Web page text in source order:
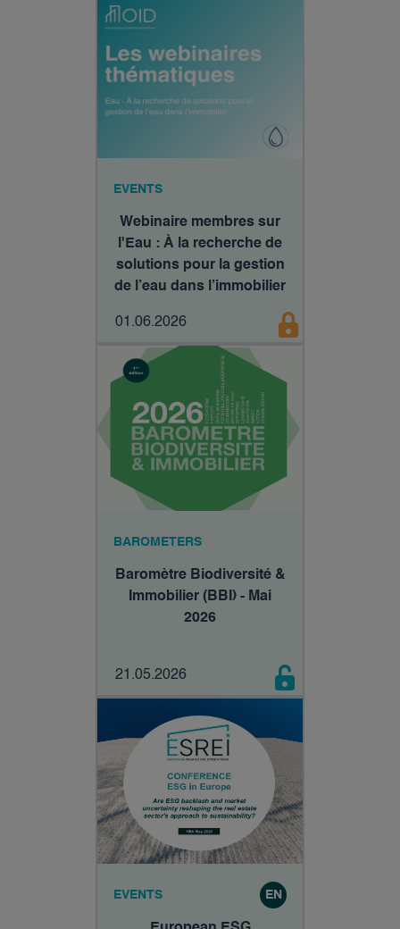
EVENTS
Webinaire membres sur
l'Eau : À la recherche de
solutions pour la gestion
de l’eau dans l’immobilier
01.06.2026
BAROMETERS
Baromètre Biodiversité &
Immobilier (BBI) - Mai
2026
21.05.2026
EVENTS EN